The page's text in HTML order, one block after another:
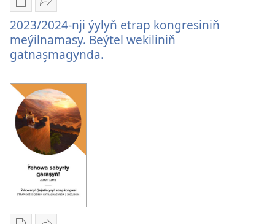
Edebiýatlary
ýüklemegiň
görnüşleri
2023/2024-
ýylyň
etrap
kongresiniň
meýilnamasy.
Beýtel
wekiliniň
gatnaşmagynda.
Paýlaşyň
2023/2024-
nji
ýylyň
etrap
kongresiniň
meýilnamasy.
Beýtel
wekiliniň
gatnaşmagynda.
2023/2024-nji ýylyň etrap kongresiniň
meýilnamasy. Beýtel wekiliniň
gatnaşmagynda.